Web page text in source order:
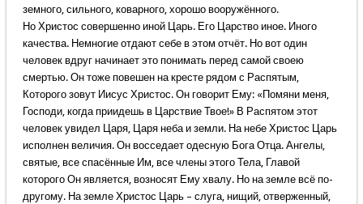
земного, сильного, коварного, хорошо вооружённого.
Но Христос совершенно иной Царь. Его Царство иное. Иного
качества. Немногие отдают себе в этом отчёт. Но вот один
человек вдруг начинает это понимать перед самой своею
смертью. Он тоже повешен на кресте рядом с Распятым,
Которого зовут Иисус Христос. Он говорит Ему: «Помяни меня,
Господи, когда приидешь в Царствие Твое!» В Распятом этот
человек увидел Царя, Царя неба и земли. На небе Христос Царь
исполнен величия. Он восседает одесную Бога Отца. Ангелы,
святые, все спасённые Им, все члены этого Тела, Главой
которого Он является, возносят Ему хвалу. Но на земле всё по-
другому. На земле Христос Царь – слуга, нищий, отверженный,